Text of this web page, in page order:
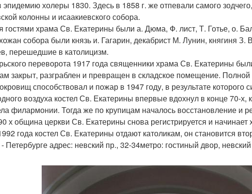
эпидемию холеры 1830. Здесь в 1858 г. же отпевали самого
колонны и исаакиевского собора.
гостями храма Св. Екатерины были а. Дюма, Ф. лист, Т. Готье, о.
собора были князь и. Гагарин, декабрист М. Лунин, княгиня З.
перешедшие в католицизм.
переворота 1917 года священники храма Св. Екатерины
закрыт, разграблен и превращен в складское помещение.
способствовал и пожар в 1947 году, в результате которого
воздуха костел Св. Екатерины впервые вдохнул в конце 70-х,
филармонии. Тогда же по крупицам началось восстановление и
х община церкви Св. Екатерины снова регистрируется и начинает
года костел Св. Екатерины отдают католикам, он становится
Петербурге адрес: невский пр., 32-34метро: гостиный двор,